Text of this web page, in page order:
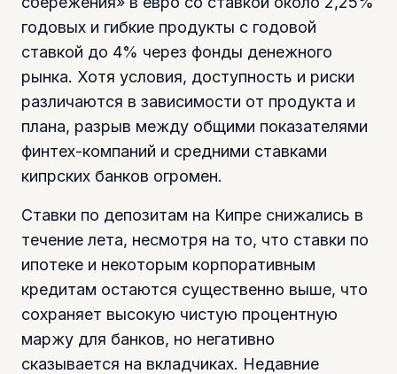
годовых и гибкие продукты с годовой
ставкой до 4% через фонды денежного
рынка. Хотя условия, доступность и риски
различаются в зависимости от продукта и
плана, разрыв между общими показателями
финтех-компаний и средними ставками
кипрских банков огромен.
Ставки по депозитам на Кипре снижались в
течение лета, несмотря на то, что ставки по
ипотеке и некоторым корпоративным
кредитам остаются существенно выше, что
сохраняет высокую чистую процентную
маржу для банков, но негативно
сказывается на вкладчиках. Недавние